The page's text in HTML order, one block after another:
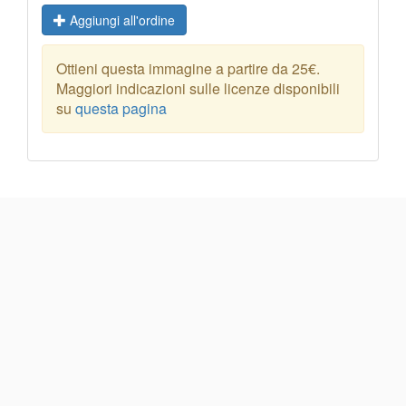
Aggiungi all'ordine
Ottieni questa immagine a partire da 25€.
Maggiori indicazioni sulle licenze disponibili
su questa pagina